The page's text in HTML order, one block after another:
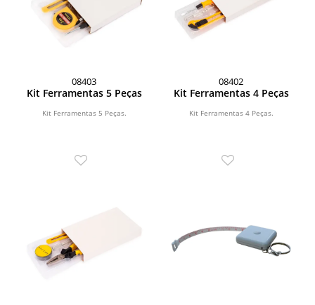
08403
Kit Ferramentas 5 Peças
Kit Ferramentas 5 Peças.
08402
Kit Ferramentas 4 Peças
Kit Ferramentas 4 Peças.